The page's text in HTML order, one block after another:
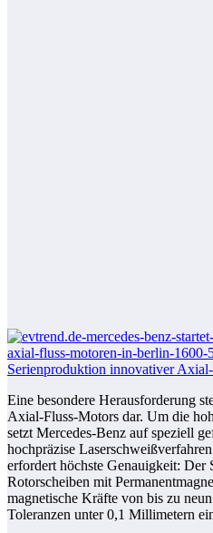
Eine besondere Herausforderung
Axial-Fluss-Motors dar. Um die
setzt Mercedes-Benz auf speziell
hochpräzise
erfordert höchste Genauigkeit:
Rotorscheiben mit
magnetische Kräfte von bis zu
Toleranzen unter 0,1 Millimetern